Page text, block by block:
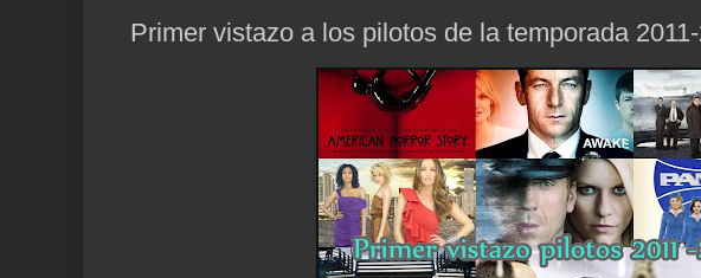
Primer vistazo a los pilotos de la temporada